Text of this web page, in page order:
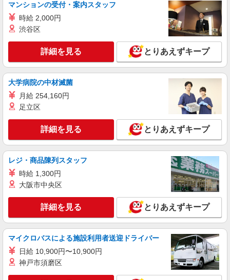
マンションの受付・案内スタッフ
時給 2,000円
渋谷区
詳細を見る とりあえずキープ
大学病院の中材滅菌
月給 254,160円
足立区
詳細を見る とりあえずキープ
レジ・商品陳列スタッフ
時給 1,300円
大阪市中央区
詳細を見る とりあえずキープ
マイクロバスによる施設利用者送迎ドライバー
日給 10,900円〜10,900円
神戸市須磨区